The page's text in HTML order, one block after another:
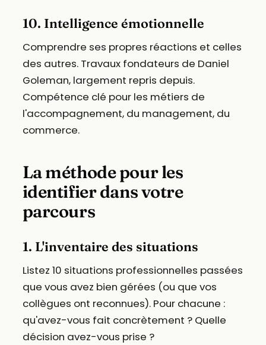
10. Intelligence émotionnelle
Comprendre ses propres réactions et celles
des autres. Travaux fondateurs de Daniel
Goleman, largement repris depuis.
Compétence clé pour les métiers de
l'accompagnement, du management, du
commerce.
La méthode pour les
identifier dans votre
parcours
1. L'inventaire des situations
Listez 10 situations professionnelles passées
que vous avez bien gérées (ou que vos
collègues ont reconnues). Pour chacune :
qu'avez-vous fait concrètement ? Quelle
décision avez-vous prise ?